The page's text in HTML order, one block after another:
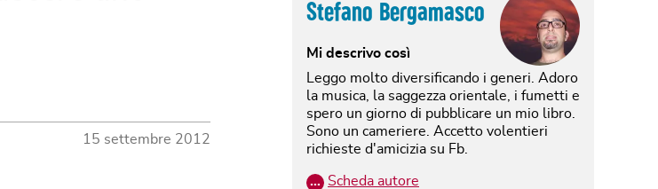
15 settembre 2012
Stefano Bergamasco
Mi descrivo così
Leggo molto diversificando i generi. Adoro
la musica, la saggezza orientale, i fumetti e
spero un giorno di pubblicare un mio libro.
Sono un cameriere. Accetto volentieri
richieste d'amicizia su Fb.
… Scheda autore